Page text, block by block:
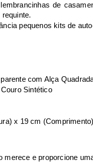
de
pequenos kits de
com Alça
Sintético
x 19 cm
merece e proporcione